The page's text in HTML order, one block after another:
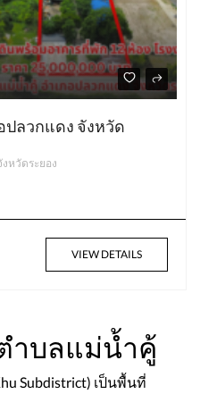
ปลวกแดง จังหวัด
หวัดระยอง
VIEW DETAILS
ำบลแม่น้ำคู้
Subdistrict) เป็นพื้นที่